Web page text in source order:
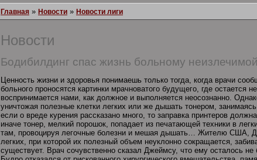
Главная » Новости » Новости лиги
Новости
Бодибилдинг спас жизнь больному
Ценность жизни и здоровья понимаешь только тогда, когда врачи
больного проносятся картинки мрачноватого будущего, где
воспринимается нами, как должное и выполняется неосознанно.
уничтожая полезные клетки легких или же дышать тонером,
если о вреде курения рассказано много, то заправка принтеров
иначе тонер, мелкий порошок, попадает из печатающей техники в
там, провоцируя легочные болезни и мешая дышать… Жителю США,
легких, при которой их полезный объем неуклонно сокращается,
существует. Врач сочувственно сказал Джеймсу, что ему осталось